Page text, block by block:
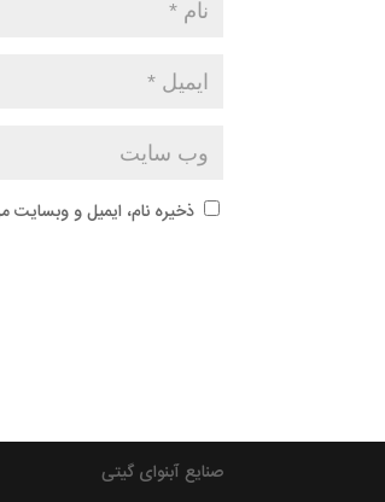
ذخیره نام، ایمیل و وبسایت
صنایع آبنوای گیتی